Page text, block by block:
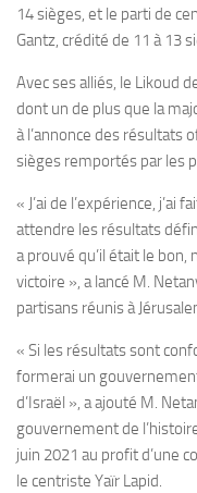
14 sièges, et le parti de
Gantz, crédité de 11 à 13
Avec ses alliés, le Likoud
dont un de plus que la
à l’annonce des résultats
sièges remportés par les
« J’ai de l’expérience,
attendre les résultats
a prouvé qu’il était le bon,
victoire », a lancé M.
partisans réunis à
« Si les résultats sont
formerai un
d’Israël », a ajouté M.
gouvernement de
juin 2021 au profit d’une
le centriste Yaïr Lapid.